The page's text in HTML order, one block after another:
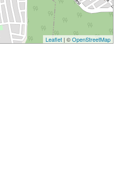
Leaflet| ©OpenStreetMap